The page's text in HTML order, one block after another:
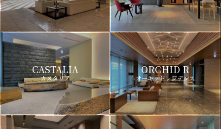
CASTALIA
カスタリア
ORCHID R
オーキッドレジデンス